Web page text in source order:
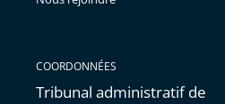
COORDONNÉES
Tribunal administratif de